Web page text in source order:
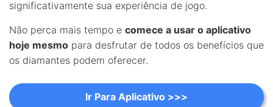
significativamente sua experiência de jogo.
Não perca mais tempo e comece a usar o aplicativo
hoje mesmo para desfrutar de todos os benefícios que
os diamantes podem oferecer.
Ir Para Aplicativo >>>